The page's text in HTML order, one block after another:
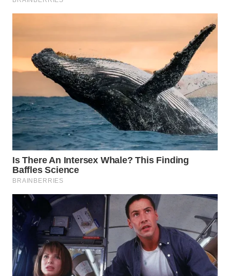
KUNINGAN
MAJALENGKA
WN
SUBANG
WN
SUKABUMI
WN
PURWAKARTA
PRIANGAN
TIMUR